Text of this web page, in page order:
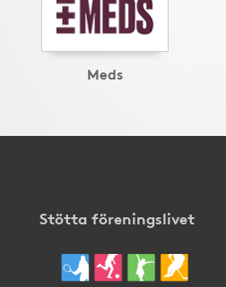
Meds
Stötta föreningslivet